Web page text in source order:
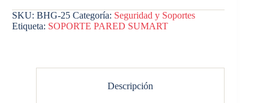
SKU: BHG-25 Categoría: Seguridad y Soportes
Etiqueta: SOPORTE PARED SUMART
Descripción